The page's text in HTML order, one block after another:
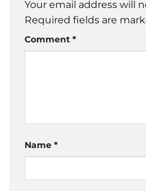
Your email address will
Required fields are
Comment *
Name *